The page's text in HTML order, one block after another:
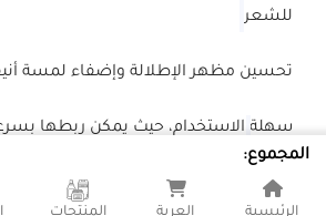
الرئيسية العربة المنتجات
المجموع:
اضف الى عربة التسوق
للشعر
تحسين مظهر الإطلالة وإضفاء لمسة
سهلة الاستخدام، حيث يمكن ربطها
لتثبيته